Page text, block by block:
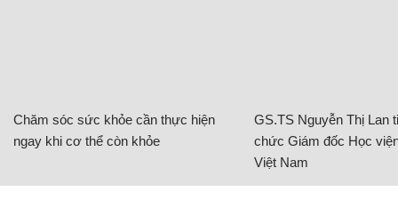
Chăm sóc sức khỏe cần thực hiện
ngay khi cơ thể còn khỏe
GS.TS Nguyễn Thị Lan
chức Giám đốc Học
Việt Nam